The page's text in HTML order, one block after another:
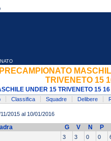
TRIVENETO 15
UNDER 15 TRIVENETO 15
Classifica Squadre Delibere
2015 al 10/01/2016
G V N P
3 3 0 0